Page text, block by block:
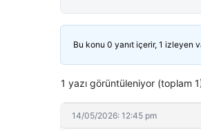
Bu konu 0 yanıt içerir, 1 izleyen
1 yazı görüntüleniyor (toplam
14/05/2026: 12:45 pm